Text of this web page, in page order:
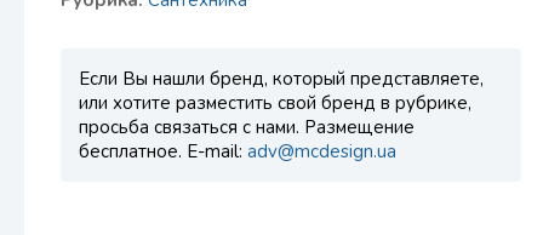
Если Вы нашли бренд, который представляете,
или хотите разместить свой бренд в рубрике,
просьба связаться с нами. Размещение
бесплатное. E-mail: adv@mcdesign.ua